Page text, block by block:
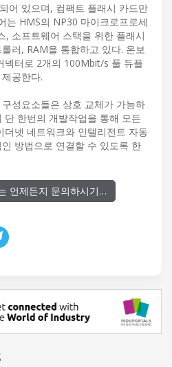
어 있으며, 컴팩트 플래시 카드만
는 HMS의 NP30 마이크로프로세
소프트웨어 스택을 위한 플래시
러, RAM을 통합하고 있다. 온보
넥터로 2개의 100Mbit/s 풀 듀플
공한다.
성요소들은 상호 교체가 가능하
단 한번의 개발작업을 통해 모든
넷 네트워크와 인텔리전트 자동
방법으로 연결할 수 있도록 한
언제든지 문의하시기…